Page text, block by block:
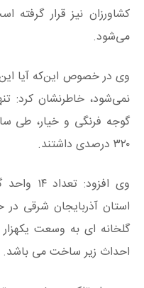
کشاورزان نیز قرار
می‌شود.
وی در خصوص این‌که آیا
نمی‌شود، خاطرنشان کرد:
گوجه فرنگی و خیار، طی
۳۲۰ درصدی داشتند.
احداث زیر ساخت می باشد.